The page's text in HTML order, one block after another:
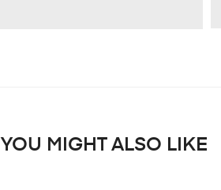
YOU MIGHT ALSO LIKE